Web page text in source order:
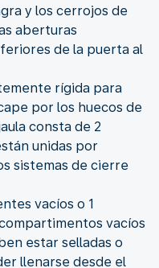
y los cerrojos de
aberturas
de la puerta al
rígida para
por los huecos de
consta de 2
unidas por
sistemas de cierre
vacíos o 1
vacíos
estar selladas o
llenarse desde el